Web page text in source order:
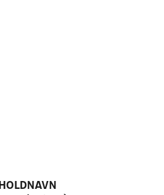
HOLDNAVN